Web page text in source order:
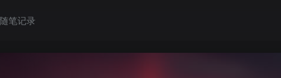
随笔记录